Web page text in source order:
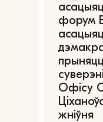
форум
Офісу
жніўня